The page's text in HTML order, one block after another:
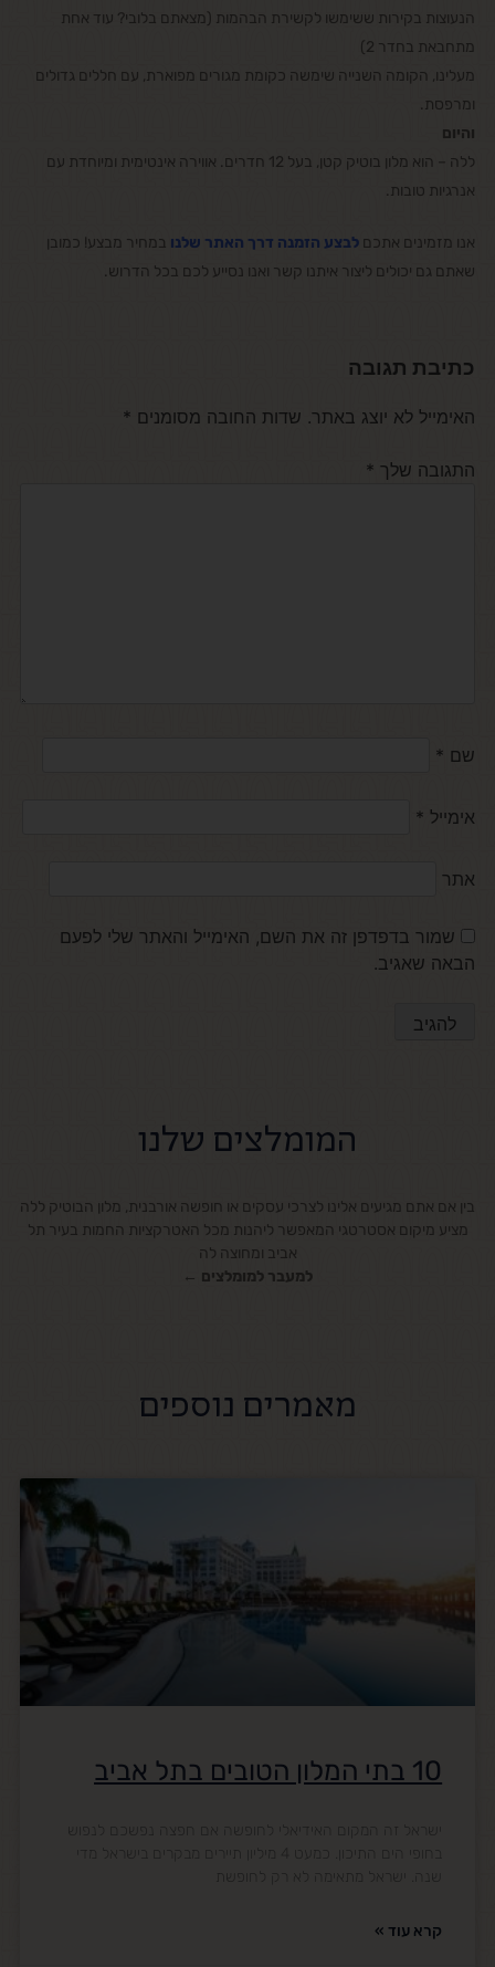
הנעוצות בקירות ששימשו לקשירת הבהמות (מצאתם בלובי? עוד אחת
מתחבאת בחדר 2)
מעלינו, הקומה השנייה שימשה כקומת מגורים מפוארת, עם חללים גדולים
ומרפסת.
והיום
ללה – הוא מלון בוטיק קטן, בעל 12 חדרים. אווירה אינטימית ומיוחדת עם
אנרגיות טובות.
אנו מזמינים אתכם לבצע הזמנה דרך האתר שלנו במחיר מבצע! כמובן
שאתם גם יכולים ליצור איתנו קשר ואנו נסייע לכם בכל הדרוש.
כתיבת תגובה
האימייל לא יוצג באתר. שדות החובה מסומנים *
התגובה שלך *
שם *
אימייל *
אתר
שמור בדפדפן זה את השם, האימייל והאתר שלי לפעם
הבאה שאגיב.
המומלצים שלנו
בין אם אתם מגיעים אלינו לצרכי עסקים או חופשה אורבנית, מלון הבוטיק ללה
מציע מיקום אסטרטגי המאפשר ליהנות מכל האטרקציות החמות בעיר תל
אביב ומחוצה לה
למעבר למומלצים ←
מאמרים נוספים
10 בתי המלון הטובים בתל אביב
קרא עוד »